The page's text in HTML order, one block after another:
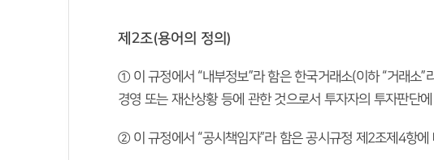
제2조(용어의 정의)
① 이 규정에서 “내부정보”라 함은 한국거래소(이하 “거래소
경영 또는 재산상황 등에 관한 것으로서 투자자의 투자판단
② 이 규정에서 “공시책임자”라 함은 공시규정 제2조제4항